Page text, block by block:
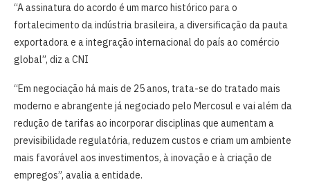
“A assinatura do acordo é um marco histórico para o
fortalecimento da indústria brasileira, a diversificação da pauta
exportadora e a integração internacional do país ao comércio
global”, diz a CNI
“Em negociação há mais de 25 anos, trata-se do tratado mais
moderno e abrangente já negociado pelo Mercosul e vai além da
redução de tarifas ao incorporar disciplinas que aumentam a
previsibilidade regulatória, reduzem custos e criam um ambiente
mais favorável aos investimentos, à inovação e à criação de
empregos”, avalia a entidade.